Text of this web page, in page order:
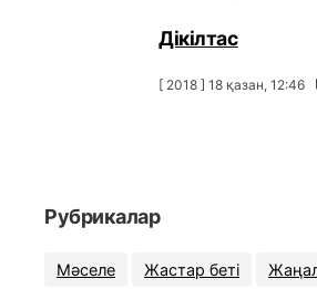
Дікілтас
[ 2018 ] 18 қазан, 12:46
Рубрикалар
Мәселе Жастар беті